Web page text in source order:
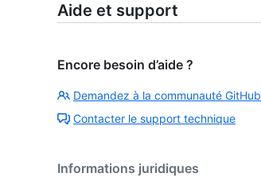
Aide et support
Encore besoin d’aide ?
Demandez à la communauté GitHub
Contacter le support technique
Informations juridiques